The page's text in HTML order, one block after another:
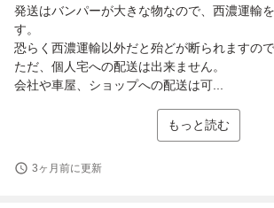
発送はバンパーが大きな物なので、西濃運輸
す。
恐らく西濃運輸以外だと殆どが断られますので
ただ、個人宅への配送は出来ません。
会社や車屋、ショップへの配送は可...
もっと読む
3ヶ月前に更新